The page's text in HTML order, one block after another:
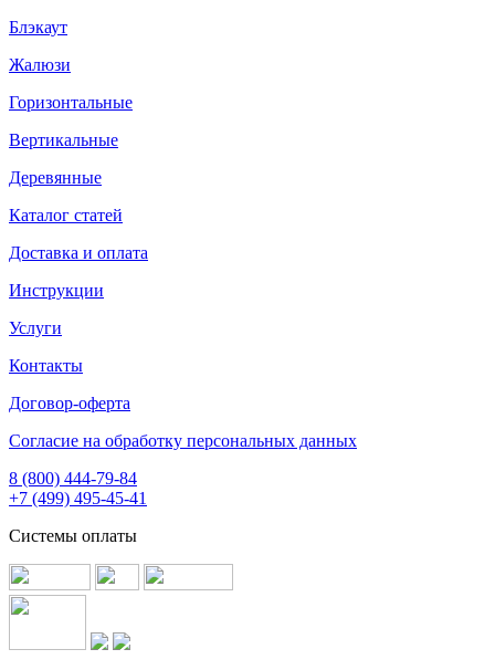
Блэкаут
Жалюзи
Горизонтальные
Вертикальные
Деревянные
Каталог статей
Доставка и оплата
Инструкции
Услуги
Контакты
Договор-оферта
Согласие на обработку персональных данных
8 (800) 444-79-84
+7 (499) 495-45-41
Системы оплаты